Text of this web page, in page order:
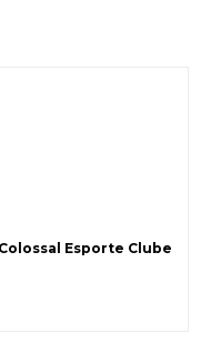
Esporte Clube